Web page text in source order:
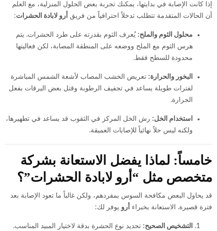
إذا كانت الإصابة في بدايتها، يمكنك تجربة بعض الحلول المنزلية، مع العلم
أن الحالات المتقدمة تتطلب تدخلاً احترافياً من فريق
أرو لابادة الحشرات:
محلول الثوم والملح: يُعرف الثوم بقدرته على طرد الحشرات. يتم
هرس الثوم مع الملح ووضعه على المنطقة المصابة، لكن فعاليتها
محدودة للسطح فقط.
البخور والحرارة: تعريض الخشب المصاب لأشعة الشمس المباشرة
لفترات طويلة يساعد في تجفيف الرطوبة وقتل بعض اليرقات بفعل
الحرارة.
استخدام الخل: رش الخل المركز في الثقوب قد يساعد في تطهيرها،
ولكنه ليس حلاً نهائياً للإصابات العميقة.
خامساً: لماذا يفضل الاستعانة بشركة
متخصص مثل “أرو لابادة الحشرات”؟
قد يحاول البعض مكافحة السوس بمفردهم، ولكن غالباً ما تعود الإصابة بعد
فترة قصيرة. الاستعانة بخبراء
أرو يوفر لك:
التشخيص الصحيح: تحديد نوع الحشرة بدقة لاختيار المبيد المناسب.